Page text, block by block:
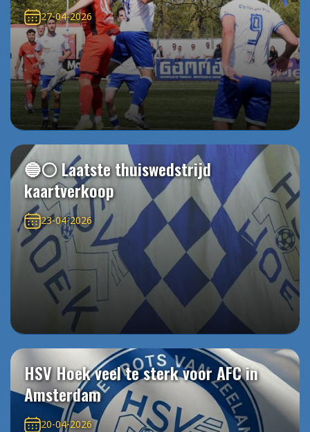
27-04-2026
🔵⚪️ Laatste thuiswedstrijd
kaartverkoop
23-04-2026
HSV Hoek veel te sterk voor AFC in
Amsterdam
20-04-2026